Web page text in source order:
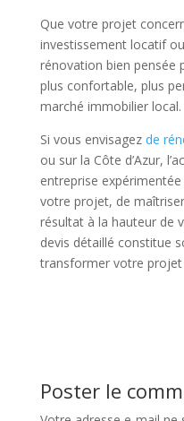
Que votre projet
investissement locatif
rénovation bien pensée
plus confortable, plus
marché immobilier local.
Si vous envisagez de
ou sur la Côte d’Azur,
entreprise
votre projet, de
résultat à la hauteur de
devis détaillé constitue
transformer votre projet
Poster le